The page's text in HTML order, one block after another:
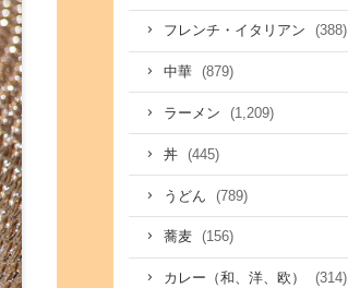
フレンチ・イタリアン (388)
中華 (879)
ラーメン (1,209)
丼 (445)
うどん (789)
蕎麦 (156)
カレー（和、洋、欧） (314)